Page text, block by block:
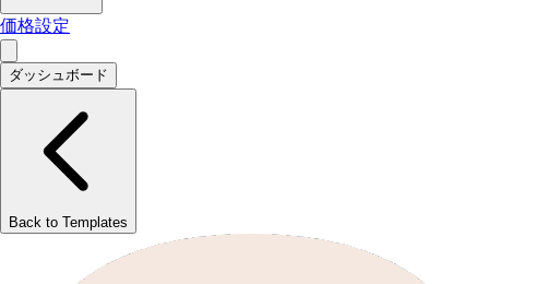
価格設定
ダッシュボード
Back to Templates